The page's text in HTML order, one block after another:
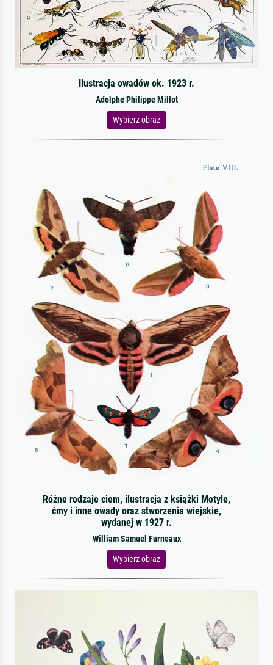
Ilustracja owadów ok. 1923 r.
Adolphe Philippe Millot
Wybierz obraz
Różne rodzaje ciem, ilustracja z książki Motyle,
ćmy i inne owady oraz stworzenia wiejskie,
wydanej w 1927 r.
William Samuel Furneaux
Wybierz obraz